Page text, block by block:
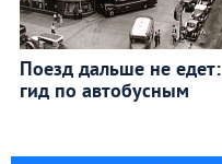
Поезд дальше не едет:
гид по автобусным